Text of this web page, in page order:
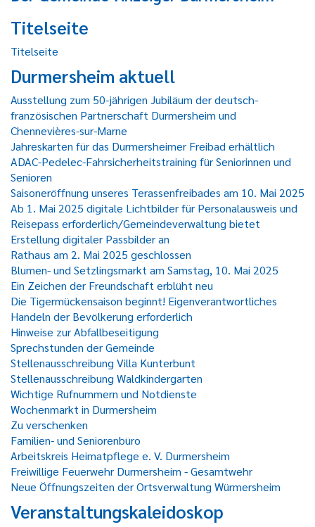
Titelseite
Titelseite
Durmersheim aktuell
Ausstellung zum 50-jährigen Jubiläum der deutsch-
französischen Partnerschaft Durmersheim und
Chennevières-sur-Marne
Jahreskarten für das Durmersheimer Freibad erhältlich
ADAC-Pedelec-Fahrsicherheitstraining für Seniorinnen und
Senioren
Saisoneröffnung unseres Terassenfreibades am 10. Mai 2025
Ab 1. Mai 2025 digitale Lichtbilder für Personalausweis und
Reisepass erforderlich/Gemeindeverwaltung bietet
Erstellung digitaler Passbilder an
Rathaus am 2. Mai 2025 geschlossen
Blumen- und Setzlingsmarkt am Samstag, 10. Mai 2025
Ein Zeichen der Freundschaft erblüht neu
Die Tigermückensaison beginnt! Eigenverantwortliches
Handeln der Bevölkerung erforderlich
Hinweise zur Abfallbeseitigung
Sprechstunden der Gemeinde
Stellenausschreibung Villa Kunterbunt
Stellenausschreibung Waldkindergarten
Wichtige Rufnummern und Notdienste
Wochenmarkt in Durmersheim
Zu verschenken
Familien- und Seniorenbüro
Arbeitskreis Heimatpflege e. V. Durmersheim
Freiwillige Feuerwehr Durmersheim - Gesamtwehr
Neue Öffnungszeiten der Ortsverwaltung Würmersheim
Veranstaltungskaleidoskop